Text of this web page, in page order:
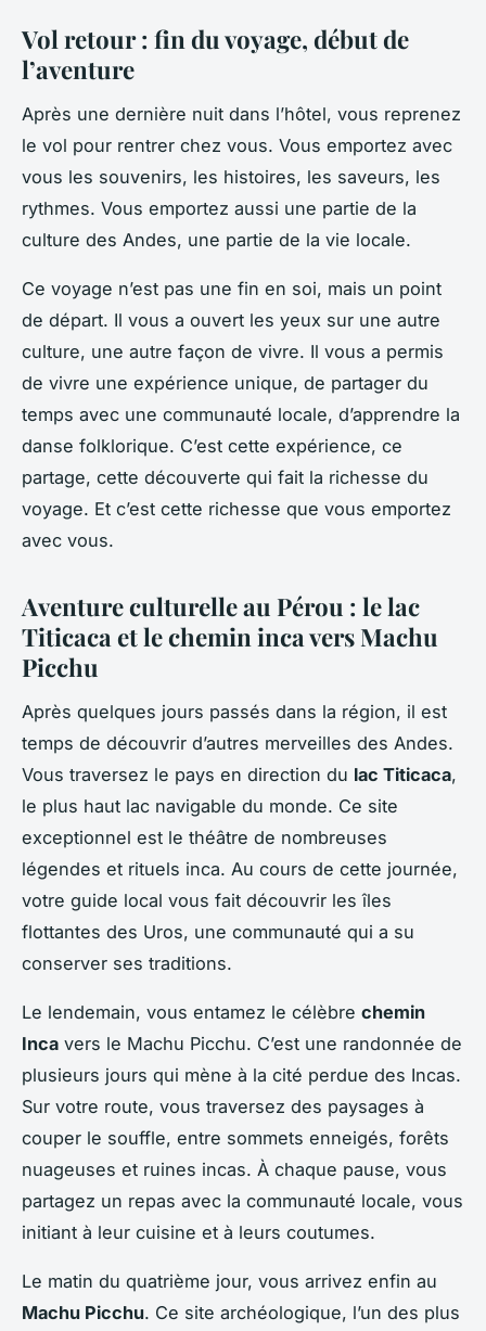
Vol retour : fin du voyage, début de
l’aventure
Après une dernière nuit dans l’hôtel, vous reprenez
le vol pour rentrer chez vous. Vous emportez avec
vous les souvenirs, les histoires, les saveurs, les
rythmes. Vous emportez aussi une partie de la
culture des Andes, une partie de la vie locale.
Ce voyage n’est pas une fin en soi, mais un point
de départ. Il vous a ouvert les yeux sur une autre
culture, une autre façon de vivre. Il vous a permis
de vivre une expérience unique, de partager du
temps avec une communauté locale, d’apprendre la
danse folklorique. C’est cette expérience, ce
partage, cette découverte qui fait la richesse du
voyage. Et c’est cette richesse que vous emportez
avec vous.
Aventure culturelle au Pérou : le lac
Titicaca et le chemin inca vers Machu
Picchu
Après quelques jours passés dans la région, il est
temps de découvrir d’autres merveilles des Andes.
Vous traversez le pays en direction du lac Titicaca,
le plus haut lac navigable du monde. Ce site
exceptionnel est le théâtre de nombreuses
légendes et rituels inca. Au cours de cette journée,
votre guide local vous fait découvrir les îles
flottantes des Uros, une communauté qui a su
conserver ses traditions.
Le lendemain, vous entamez le célèbre chemin
Inca vers le Machu Picchu. C’est une randonnée de
plusieurs jours qui mène à la cité perdue des Incas.
Sur votre route, vous traversez des paysages à
couper le souffle, entre sommets enneigés, forêts
nuageuses et ruines incas. À chaque pause, vous
partagez un repas avec la communauté locale, vous
initiant à leur cuisine et à leurs coutumes.
Le matin du quatrième jour, vous arrivez enfin au
Machu Picchu. Ce site archéologique, l’un des plus